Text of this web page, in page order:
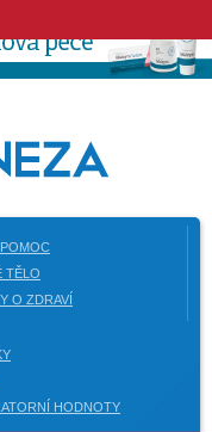
TĚLO
O ZDRAVÍ
HODNOTY